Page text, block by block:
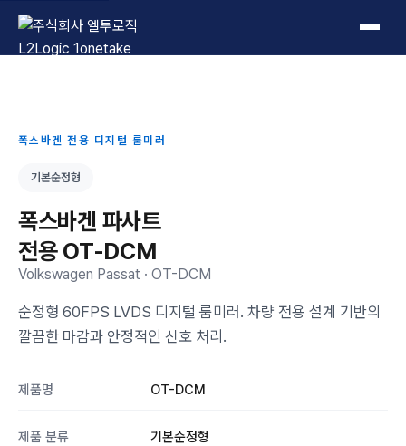
L2Logic 1onetake
폭스바겐 전용 디지털 룸미러
기본순정형
폭스바겐 파사트
전용 OT-DCM
Volkswagen Passat · OT-DCM
순정형 60FPS LVDS 디지털 룸미러. 차량 전용 설계 기반의
깔끔한 마감과 안정적인 신호 처리.
제품명 OT-DCM
제품 분류 기본순정형